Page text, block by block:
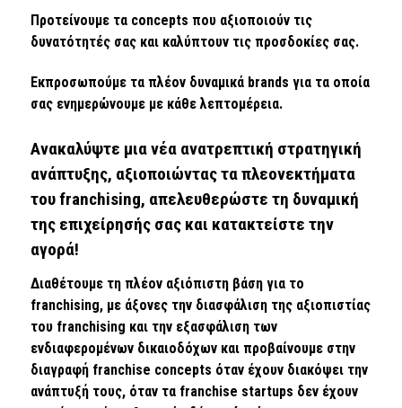
Προτείνουμε τα concepts που αξιοποιούν τις
δυνατότητές σας και καλύπτουν τις προσδοκίες σας.
Εκπροσωπούμε τα πλέον δυναμικά brands για τα οποία
σας ενημερώνουμε με κάθε λεπτομέρεια.
Ανακαλύψτε μια νέα ανατρεπτική στρατηγική
ανάπτυξης, αξιοποιώντας τα πλεονεκτήματα
του franchising, απελευθερώστε τη δυναμική
της επιχείρησής σας και κατακτείστε την
αγορά!
Διαθέτουμε τη πλέον αξιόπιστη βάση για το
franchising, με άξονες την διασφάλιση της αξιοπιστίας
του franchising και την εξασφάλιση των
ενδιαφερομένων δικαιοδόχων και προβαίνουμε στην
διαγραφή franchise concepts όταν έχουν διακόψει την
ανάπτυξή τους, όταν τα franchise startups δεν έχουν